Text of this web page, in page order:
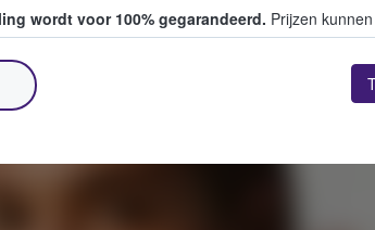
wordt voor 100% gegarandeerd. Prijzen